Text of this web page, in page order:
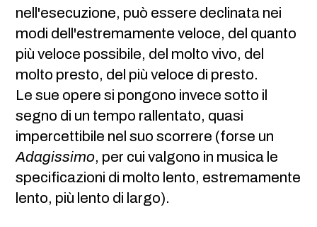
nell'esecuzione, può essere declinata nei
modi dell'estremamente veloce, del quanto
più veloce possibile, del molto vivo, del
molto presto, del più veloce di presto.
Le sue opere si pongono invece sotto il
segno di un tempo rallentato, quasi
impercettibile nel suo scorrere (forse un
Adagissimo, per cui valgono in musica le
specificazioni di molto lento, estremamente
lento, più lento di largo).